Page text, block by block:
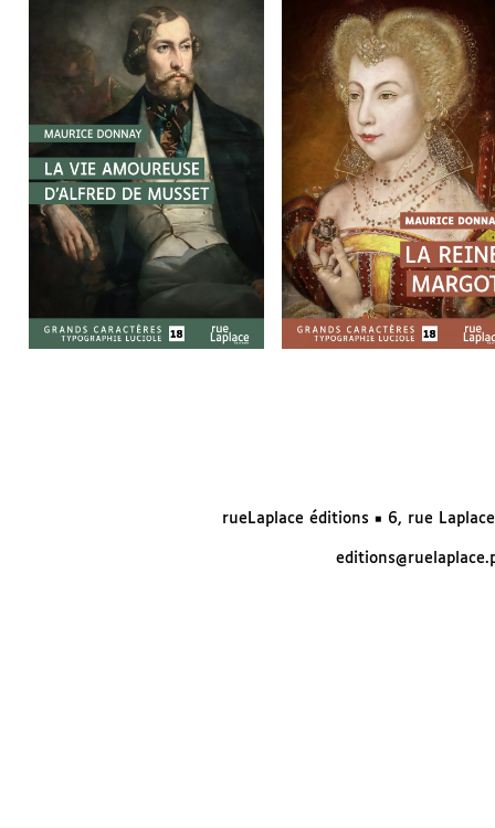
MAURICE
DONNAY
LA VIE AMOUREUSE
D’ALFRED DE
MUSSET
MAURICE
DONNAY
LA REINE MARGOT
rueLaplace éditions ◼ 6, rue